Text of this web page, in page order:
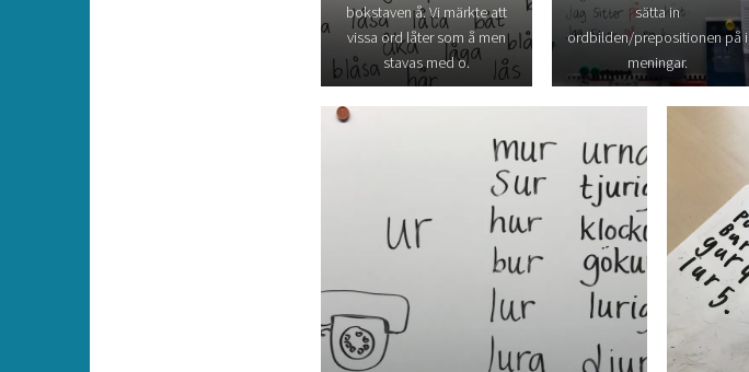
bokstaven å. Vi märkte att
vissa ord låter som å men
stavas med o.
sätta in
ordbilden/prepositionen på i
meningar.